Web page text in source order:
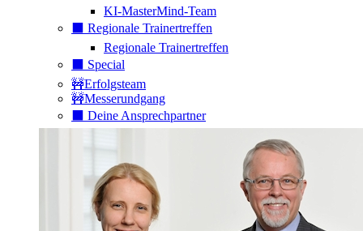
KI-MasterMind-Team
⬛️ Regionale Trainertreffen
Regionale Trainertreffen
⬛️ Special
🚧Erfolgsteam
🚧Messerundgang
⬛️ Deine Ansprechpartner